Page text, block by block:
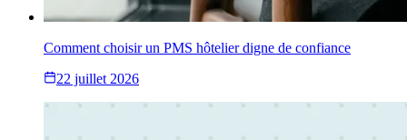
Comment choisir un PMS hôtelier digne de confiance
22 juillet 2026